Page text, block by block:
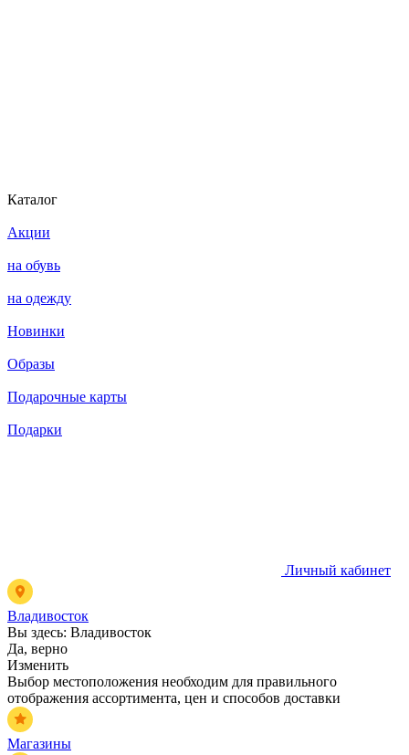
Каталог
Акции
на обувь
на одежду
Новинки
Образы
Подарочные карты
Подарки
Личный кабинет
Владивосток
Вы здесь: Владивосток
Да, верно
Изменить
Выбор местоположения необходим для правильного
отображения ассортимента, цен и способов доставки
Магазины